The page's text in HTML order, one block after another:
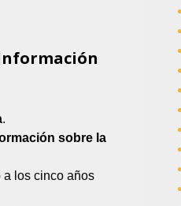
.
sobre la
a los cinco años